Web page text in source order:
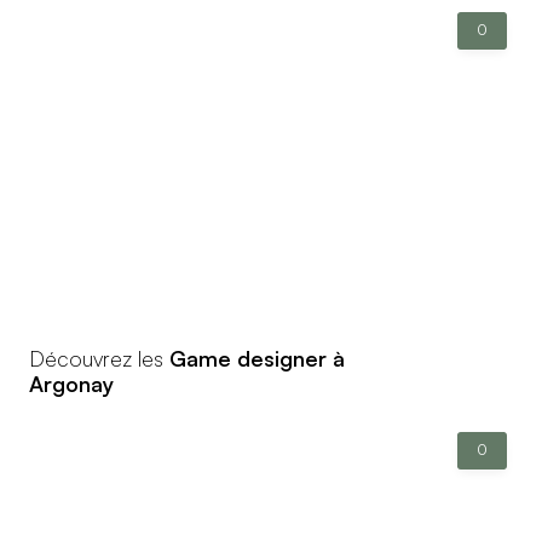
0
Découvrez les Game designer à
Argonay
0